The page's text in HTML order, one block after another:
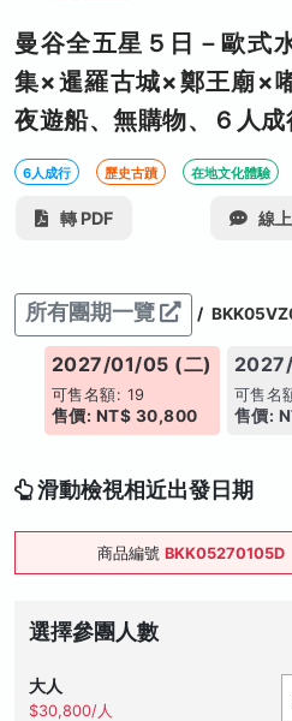
曼谷全五星５日－歐式
集×暹羅古城×鄭王廟×
夜遊船、無購物、６人成
6人成行 歷史古蹟 在地文化體驗
轉 PDF 線
所有團期一覽 /
2027/01/05 (二)
可售名額: 19
售價: NT$ 30,800
可售名
售價:
滑動檢視相近出發日期
商品編號 BKK05270105D
選擇參團人數
大人
$30,800/人